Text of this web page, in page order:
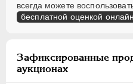
всегда можете
бесплатной оценкой онлайн
Зафиксированные
аукционах